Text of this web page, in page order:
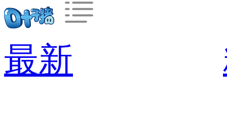
最新